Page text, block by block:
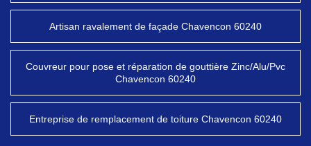
Artisan ravalement de façade Chavencon 60240
Couvreur pour pose et réparation de gouttière Zinc/Alu/Pvc
Chavencon 60240
Entreprise de remplacement de toiture Chavencon 60240